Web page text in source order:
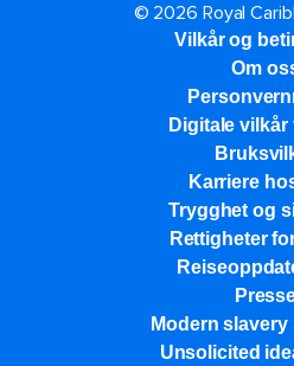
© 2026 Royal
Vilkår og
Om
Digitale
Karriere
Trygghet og
Rettigheter
Modern slavery
Unsolicited